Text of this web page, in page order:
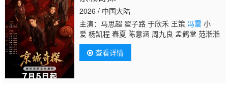
2026 / 中国大陆
主演：马思超 翟子路 于欣禾 王策 冯雷 小
爱 杨凯程 春夏 陈意涵 周九良 孟鹤堂 范湉湉
查看详情